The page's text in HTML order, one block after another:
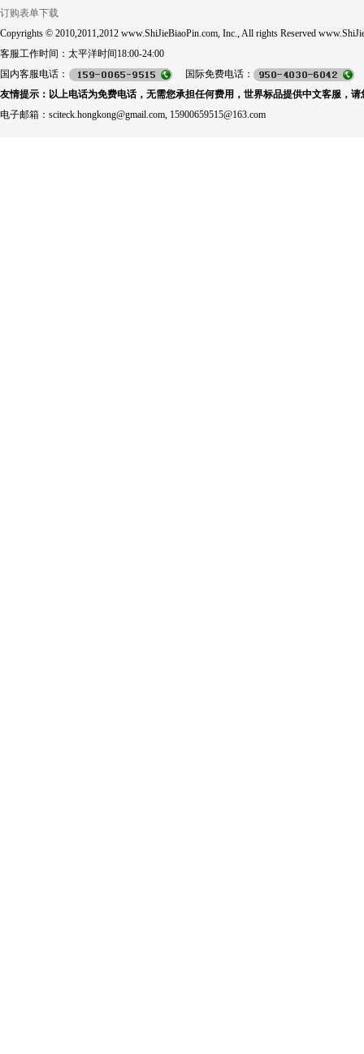
订购表单下载
Copyrights © 2010,2011,2012 www.ShiJieBiaoPin.com, Inc., All rights Reserved
客服工作时间：太平洋时间18:00-24:00
国内客服电话：
国际免费电话：
友情提示：以上电话为免费电话，无需您承担任何费用，世界标品提供中文客服，请
电子邮箱：sciteck.hongkong@gmail.com, 15900659515@163.com